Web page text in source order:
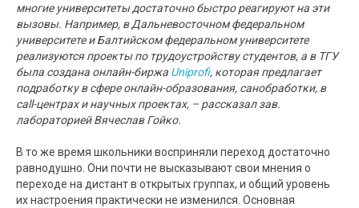
многие университеты достаточно быстро реагируют на эти
вызовы. Например, в Дальневосточном федеральном
университете и Балтийском федеральном университете
реализуются проекты по трудоустройству студентов, а в ТГУ
была создана онлайн-биржа Uniprofi, которая предлагает
подработку в сфере онлайн-образования, санобработки, в
call-центрах и научных проектах, – рассказал зав.
лабораторией Вячеслав Гойко.
В то же время школьники восприняли переход достаточно
равнодушно. Они почти не высказывают свои мнения о
переходе на дистант в открытых группах, и общий уровень
их настроения практически не изменился. Основная